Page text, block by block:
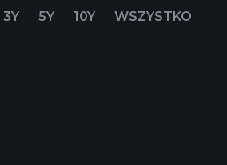
3Y 5Y 10Y WSZYSTKO